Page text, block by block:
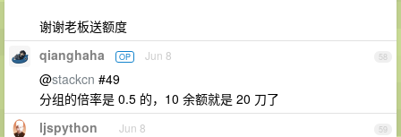
谢谢老板送额度
58
qianghaha OP Jun 8
@stackcn #49
分组的倍率是 0.5 的，10 余额就是 20 刀了
59
ljspython Jun 8